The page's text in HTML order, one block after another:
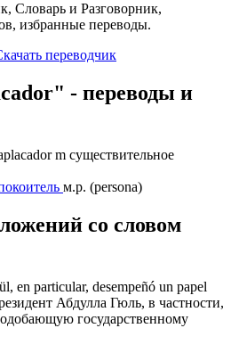
Словарь и Разговорник,
избранные переводы.
- переводы и
m существительное
м.р. (persona)
со словом
en particular, desempeñó un papel
Абдулла Гюль, в частности,
государственному